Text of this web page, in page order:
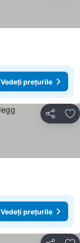
Vedeți prețurile
Distribuiți
Vedeți prețurile